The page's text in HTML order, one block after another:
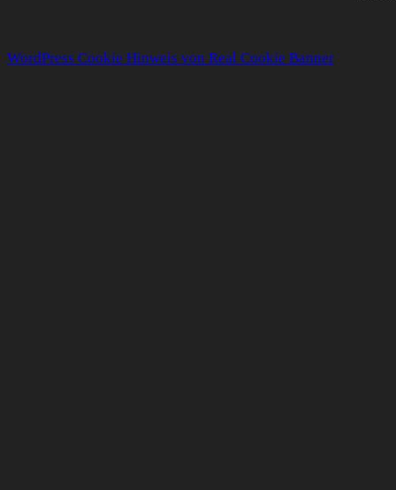
WordPress Cookie Hinweis von Real Cookie Banner